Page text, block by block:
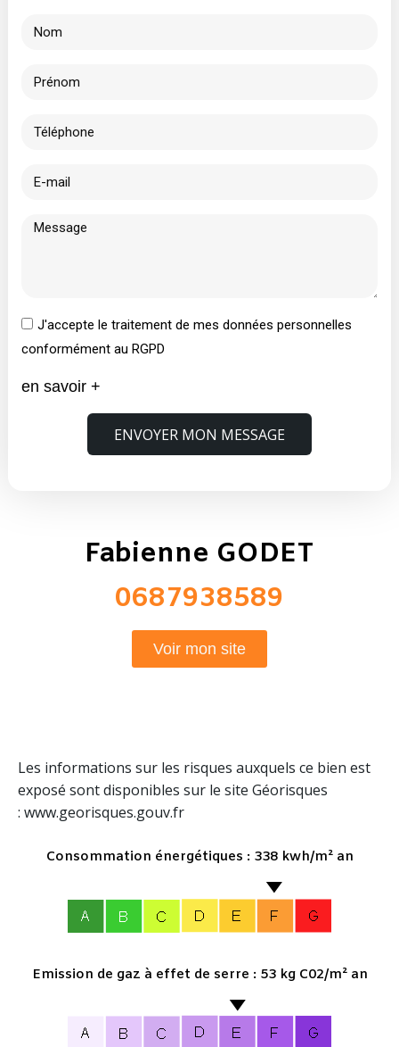
J'accepte le traitement de mes données personnelles
conformément au RGPD
en savoir +
ENVOYER MON MESSAGE
Fabienne GODET
0687938589
Voir mon site
Les informations sur les risques auxquels ce bien est
exposé sont disponibles sur le site Géorisques
: www.georisques.gouv.fr
Consommation énergétiques : 338 kwh/m² an
Emission de gaz à effet de serre : 53 kg C02/m² an